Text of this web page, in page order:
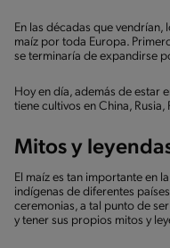
En las décadas que vendrían,
maíz por toda Europa.
se terminaría de expandirse
Hoy en día, además de estar
tiene cultivos en China,
Mitos y
El maíz es tan importante en
indígenas de diferentes
ceremonias, a tal punto de
y tener sus propios mitos y